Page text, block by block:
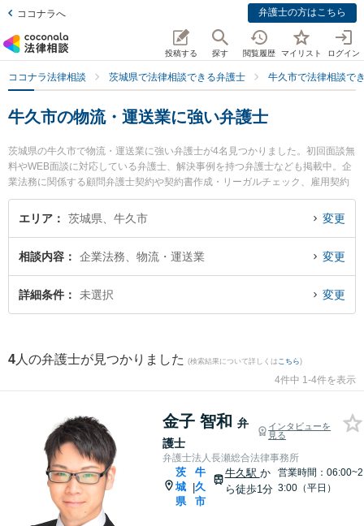
ココナラへ 弁護士の方はこちら
投稿する 探す 閲覧履歴 マイリスト ログイン
ココナラ法律相談 茨城県で法律相談できる弁護士 牛久市で法律相談で
牛久市の物流・運送業に強い弁護士
茨城県の牛久市で物流・運送業に強い弁護士が4名見つかりました。初回面談無
料やWEB面談に対応している弁護士、解決事例を持つ弁護士なども掲載中。企
業法務に関係する顧問弁護士契約や契約書作成・リーガルチェック、雇用契約
書・就業規則作成等の細かな分野での絞り込み検索もでき便利です。特に弁護
士法人長瀬総合法律事務所の金子 智和弁護士や弁護士法人長瀬総合法律事務所
間に発生した物流・運送業のトラブルを今すぐに弁護士に相談したい』『物
流・運送業のトラブル解決の実績豊富な近くの弁護士を検索したい』『初回相
談無料で物流・運送業を法律相談できる牛久市内の弁護士に相談予約したい』
エリア 茨城県、牛久市 変更
相談内容 企業法務、物流・運送業 変更
詳細条件 未選択 変更
4 人の弁護士が見つかりました (検索結果について詳しくは こちら)
4件中 1-4件を表示
金子 智和 弁
護士
インタビューを
見る
弁護士法人長瀬総合法律事務所
茨
城
県
|
牛
久
市
牛久駅 か
ら徒歩1分
営業時間：06:00~2
3:00（平日）